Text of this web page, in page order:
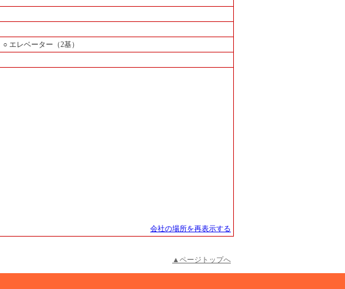
○ エレベーター（2基）
会社の場所を再表示する
▲ページトップへ